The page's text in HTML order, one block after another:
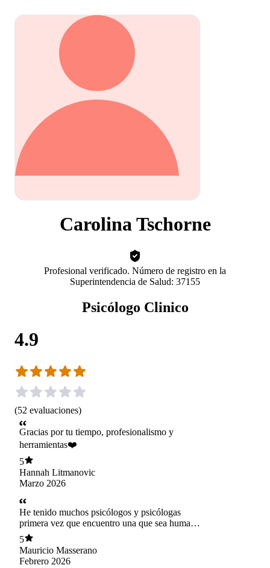
Carolina Tschorne
Profesional verificado. Número de registro en la
Superintendencia de Salud: 37155
Psicólogo Clinico
4.9
(52 evaluaciones)
Gracias por tu tiempo, profesionalismo y
herramientas❤️
5
Hannah Litmanovic
Marzo 2026
He tenido muchos psicólogos y psicólogas
primera vez que encuentro una que sea humana
seria profesional y empática y lo más importante
que me ayudó con mi problema Bendiciones
Carolina :)
5
Mauricio Masserano
Febrero 2026